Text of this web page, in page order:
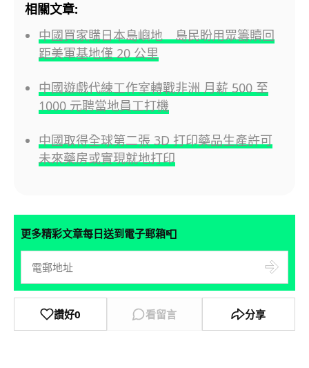
相關文章:
中國買家購日本島嶼地 島民盼用眾籌贖回
距美軍基地僅 20 公里
中國遊戲代練工作室轉戰非洲 月薪 500 至
1000 元聘當地員工打機
中國取得全球第二張 3D 打印藥品生產許可
未來藥房或實現就地打印
更多精彩文章每日送到電子郵箱📮
讚好0 看留言 分享